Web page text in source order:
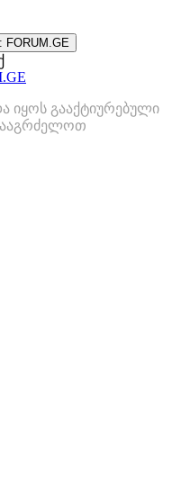
FORUM.GE
იყოს გააქტიურებული